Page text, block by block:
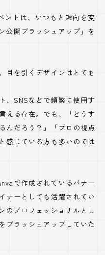
ントは、いつもと趣向を変
公開ブラッシュアップ」を
目を引くデザインはとても
、SNSなどで頻繁に使用す
える存在。でも、「どうす
んだろう？」「プロの視点
感じている方も多いのでは
で作成されているバナー
ナーとしても活躍されてい
のプロフェッショナルとし
ブラッシュアップしていた